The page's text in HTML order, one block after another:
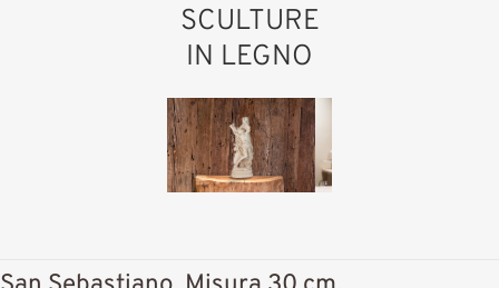
SCULTURE
IN LEGNO